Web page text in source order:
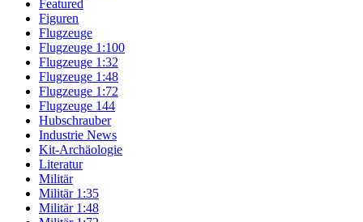
Featured
Figuren
Flugzeuge
Flugzeuge 1:100
Flugzeuge 1:32
Flugzeuge 1:48
Flugzeuge 1:72
Flugzeuge 144
Hubschrauber
Industrie News
Kit-Archäologie
Literatur
Militär
Militär 1:35
Militär 1:48